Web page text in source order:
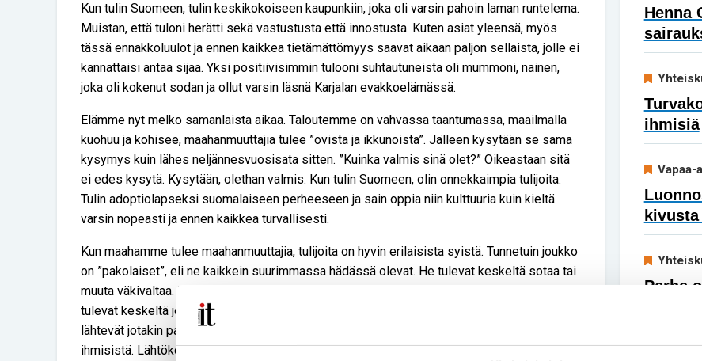
Kun tulin Suomeen, tulin keskikokoiseen kaupunkiin, joka oli varsin pahoin laman runtelema.
Muistan, että tuloni herätti sekä vastustusta että innostusta. Kuten asiat yleensä, myös
tässä ennakkoluulot ja ennen kaikkea tietämättömyys saavat aikaan paljon sellaista, jolle ei
kannattaisi antaa sijaa. Yksi positiivisimmin tulooni suhtautuneista oli mummoni, nainen,
joka oli kokenut sodan ja ollut varsin läsnä Karjalan evakkoelämässä.
Elämme nyt melko samanlaista aikaa. Taloutemme on vahvassa taantumassa, maailmalla
kuohuu ja kohisee, maahanmuuttajia tulee ”ovista ja ikkunoista”. Jälleen kysytään se sama
kysymys kuin lähes neljännesvuosisata sitten. ”Kuinka valmis sinä olet?” Oikeastaan sitä
ei edes kysytä. Kysytään, olethan valmis. Kun tulin Suomeen, olin onnekkaimpia tulijoita.
Tulin adoptiolapseksi suomalaiseen perheeseen ja sain oppia niin kulttuuria kuin kieltä
varsin nopeasti ja ennen kaikkea turvallisesti.
Kun maahamme tulee maahanmuuttajia, tulijoita on hyvin erilaisista syistä. Tunnetuin joukko
on ”pakolaiset”, eli ne kaikkein suurimmassa hädässä olevat. He tulevat keskeltä sotaa tai
muuta väkivaltaa. He tulevat keskeltä poliittista tilannetta, jossa heillä ei ole elämää. He
tulevat keskeltä jotain sellaista, jossa eläminen on lähtökohtaisesti mahdotonta. He
lähtevät jotakin pahaa pakoon. Toki väärinkäytöksiä on ja tulee aina olemaan, kun kyse on
ihmisistä. Lähtökohtaisesti tilanne on kuitenkin edellä kuvaamani.
Henna
ihmisiä
Vapaa-
Perhe